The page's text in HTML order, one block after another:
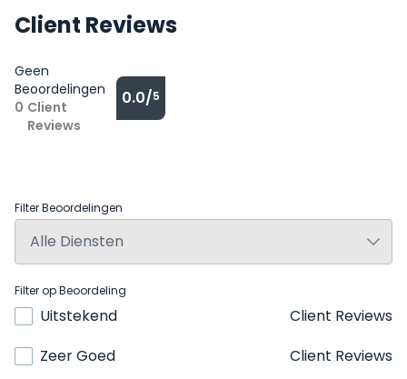
Client Reviews
Geen
Beoordelingen
0 Client
Reviews
0.0/5
Filter Beoordelingen
Filter op Beoordeling
Uitstekend
Client Reviews
Zeer Goed
Client Reviews